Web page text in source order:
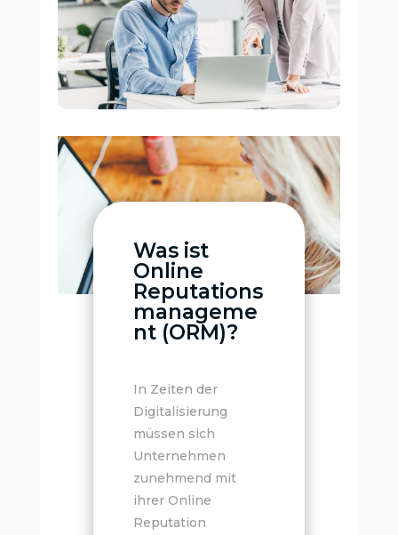
Was ist
Online
Reputations
manageme
nt (ORM)?
In Zeiten der
Digitalisierung
müssen sich
Unternehmen
zunehmend mit
ihrer Online
Reputation